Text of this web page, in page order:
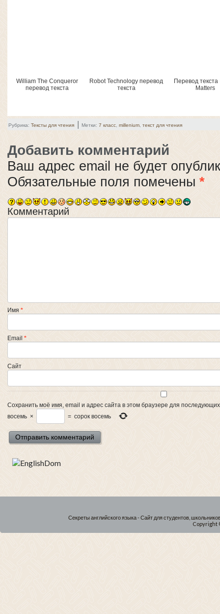
William The Conqueror
перевод текста
Robot Technology перевод
текста
Перевод текста
Matters
Рубрика: Тексты для чтения | Метки: 7 класс millenium текст для чтения
Добавить комментарий
Ваш адрес email не будет
Обязательные поля помечены *
Комментарий
Имя *
Email *
Сайт
Сохранить моё имя, email и адрес сайта в этом браузере для
восемь × = сорок восемь
Секреты английского языка - Сайт для студентов,
Copyright